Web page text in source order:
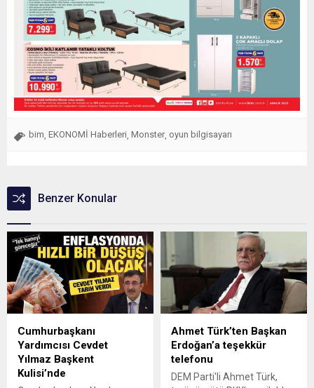
bim EKONOMİ Haberleri Monster oyun bilgisayarı
Benzer Konular
Cumhurbaşkanı
Yardımcısı Cevdet
Yılmaz Başkent
Kulisi’nde
Ahmet Türk’ten Başkan
Erdoğan’a teşekkür
telefonu
DEM Parti'li Ahmet Türk,